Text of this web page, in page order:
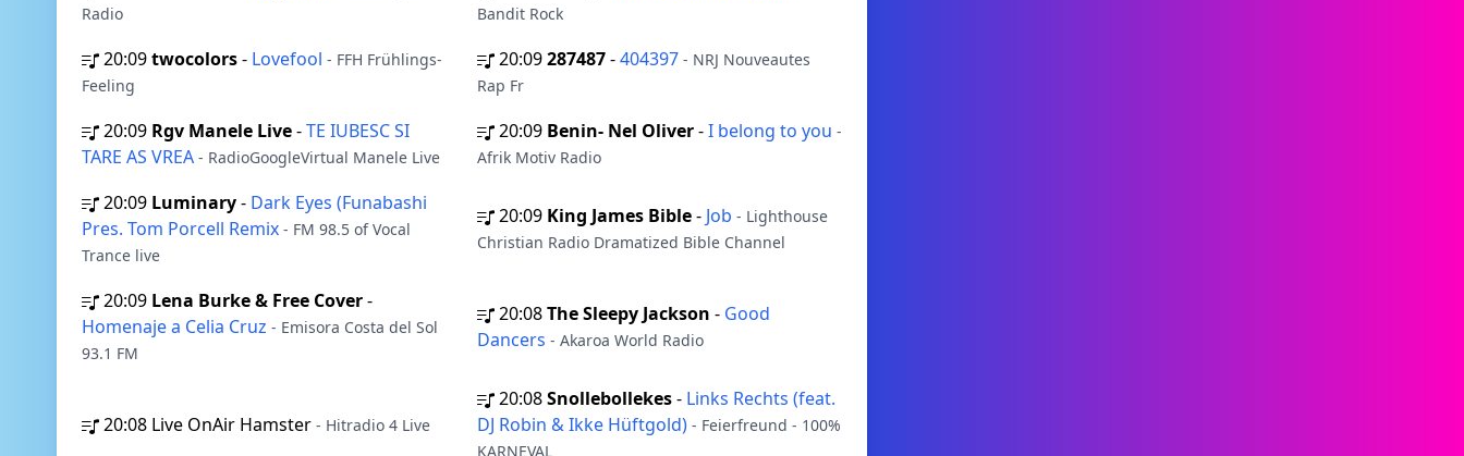
Radio
Bandit Rock
20:09twocolors- Lovefool - FFH Frühlings-
Feeling
20:09287487-404397 - NRJ Nouveautes
Rap Fr
20:09 Rgv Manele Live-TE IUBESC SI
TARE AS VREA - RadioGoogleVirtual Manele Live
20:09 Benin- Nel Oliver-I belong to you -
Afrik Motiv Radio
20:09 Luminary- Dark Eyes (Funabashi
Pres. Tom Porcell Remix - FM 98.5 of Vocal
Trance live
20:09 King James Bible- Job - Lighthouse
Christian Radio Dramatized Bible Channel
20:09 Lena Burke & Free Cover-
Homenaje a Celia Cruz - Emisora Costa del Sol
93.1 FM
20:08The Sleepy Jackson - Good
Dancers - Akaroa World Radio
20:08 Live OnAir Hamster - Hitradio 4 Live
20:08Snollebollekes- Links Rechts (feat.
DJ Robin & Ikke Hüftgold) - Feierfreund - 100%
KARNEVAL